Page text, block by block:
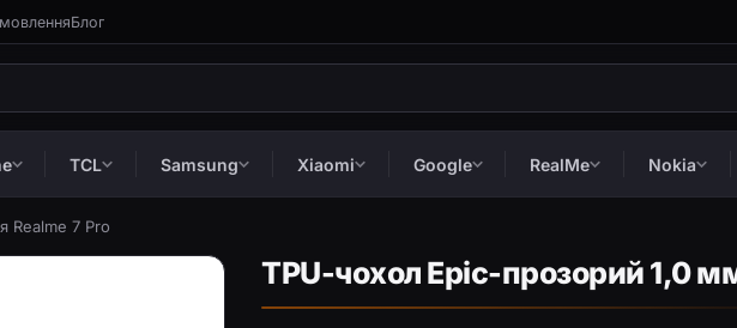
Блог
TCL Samsung Xiaomi Google RealMe Nokia
Realme 7 Pro
TPU-чохол Epic-прозорий 1,0